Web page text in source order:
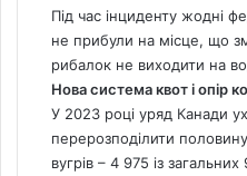
Під час інциденту жодні
не прибули на місце, що
рибалок не виходити на
Нова система квот і опір
У 2023 році уряд Канади
перерозподілити
вугрів – 4 975 із